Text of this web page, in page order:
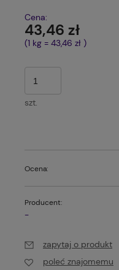
Cena:
43,46 zł
(1 kg = 43,46 zł )
szt.
Ocena:
Producent:
-
zapytaj o produkt
poleć znajomemu